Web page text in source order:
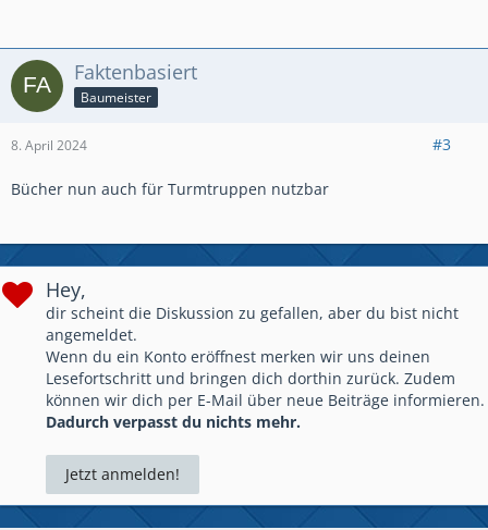
Faktenbasiert
Baumeister
8. April 2024 #3
Bücher nun auch für Turmtruppen nutzbar
Hey,
dir scheint die Diskussion zu gefallen, aber du bist nicht
angemeldet.
Wenn du ein Konto eröffnest merken wir uns deinen
Lesefortschritt und bringen dich dorthin zurück. Zudem
können wir dich per E-Mail über neue Beiträge informieren.
Dadurch verpasst du nichts mehr.
Jetzt anmelden!